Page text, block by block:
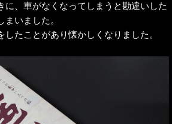
に、車がなくなってしまうと勘違いした
いました。
たことがあり懐かしくなりました。